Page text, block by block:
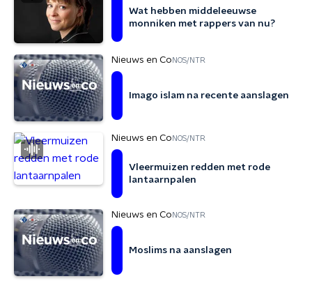
Wat hebben middeleeuwse
monniken met rappers van nu?
Nieuws en Co NOS/NTR
Imago islam na recente aanslagen
Nieuws en Co NOS/NTR
Vleermuizen redden met rode
lantaarnpalen
Nieuws en Co NOS/NTR
Moslims na aanslagen